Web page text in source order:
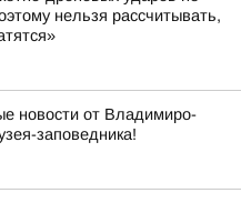
нельзя рассчитывать,
новости от Владимиро-
заповедника!